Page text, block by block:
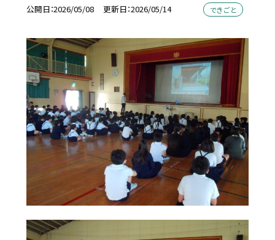
公開日 2026/05/08 更新日 2026/05/14 できごと